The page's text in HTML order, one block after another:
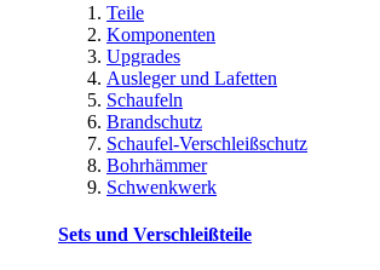
Teile
Komponenten
Upgrades
Ausleger und Lafetten
Schaufeln
Brandschutz
Schaufel-Verschleißschutz
Bohrhämmer
Schwenkwerk
Sets und Verschleißteile